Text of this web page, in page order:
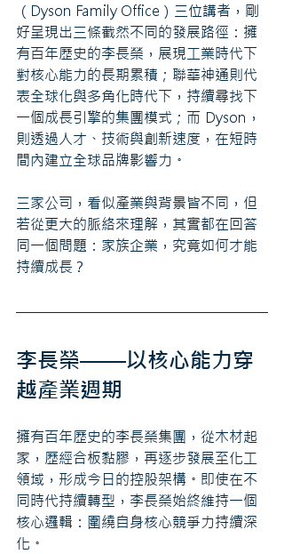
（Dyson Family Office）三位講者，剛
好呈現出三條截然不同的發展路徑：擁
有百年歷史的李長榮，展現工業時代下
對核心能力的長期累積；聯華神通則代
表全球化與多角化時代下，持續尋找下
一個成長引擎的集團模式；而 Dyson，
則透過人才、技術與創新速度，在短時
間內建立全球品牌影響力。
三家公司，看似產業與背景皆不同，但
若從更大的脈絡來理解，其實都在回答
同一個問題：家族企業，究竟如何才能
持續成長？
李長榮——以核心能力穿
越產業週期
擁有百年歷史的李長榮集團，從木材起
家，歷經合板黏膠，再逐步發展至化工
領域，形成今日的控股架構。即使在不
同時代持續轉型，李長榮始終維持一個
核心邏輯：圍繞自身核心競爭力持續深
化。